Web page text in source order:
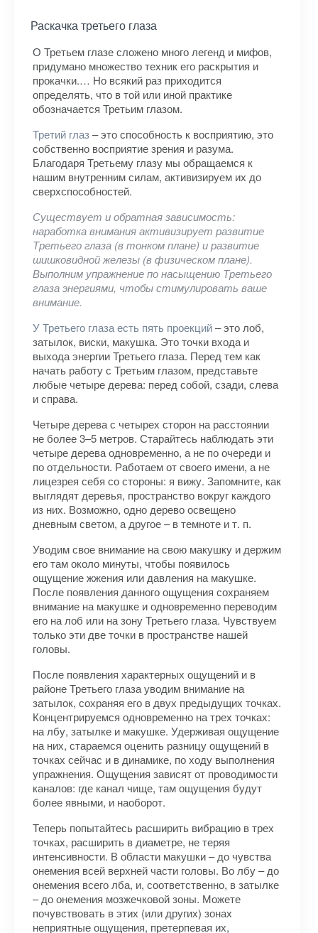
Раскачка третьего глаза
О Третьем глазе сложено много легенд и мифов,
придумано множество техник его раскрытия и
прокачки.… Но всякий раз приходится
определять, что в той или иной практике
обозначается Третьим глазом.
Третий глаз– это способность к восприятию, это
собственно восприятие зрения и разума.
Благодаря Третьему глазу мы обращаемся к
нашим внутренним силам, активизируем их до
сверхспособностей.
Существует и обратная зависимость:
наработка внимания активизирует развитие
Третьего глаза (в тонком плане) и развитие
шишковидной железы (в физическом плане).
Выполним упражнение по насыщению Третьего
глаза энергиями, чтобы стимулировать ваше
внимание.
У Третьего глаза есть пять проекций– это лоб,
затылок, виски, макушка. Это точки входа и
выхода энергии Третьего глаза. Перед тем как
начать работу с Третьим глазом, представьте
любые четыре дерева: перед собой, сзади, слева
и справа.
Четыре дерева с четырех сторон на расстоянии
не более 3–5 метров. Старайтесь наблюдать эти
четыре дерева одновременно, а не по очереди и
по отдельности. Работаем от своего имени, а не
лицезрея себя со стороны: я вижу. Запомните, как
выглядят деревья, пространство вокруг каждого
из них. Возможно, одно дерево освещено
дневным светом, а другое – в темноте и т. п.
Уводим свое внимание на свою макушку и держим
его там около минуты, чтобы появилось
ощущение жжения или давления на макушке.
После появления данного ощущения сохраняем
внимание на макушке и одновременно переводим
его на лоб или на зону Третьего глаза. Чувствуем
только эти две точки в пространстве нашей
головы.
После появления характерных ощущений и в
районе Третьего глаза уводим внимание на
затылок, сохраняя его в двух предыдущих точках.
Концентрируемся одновременно на трех точках:
на лбу, затылке и макушке. Удерживая ощущение
на них, стараемся оценить разницу ощущений в
точках сейчас и в динамике, по ходу выполнения
упражнения. Ощущения зависят от проводимости
каналов: где канал чище, там ощущения будут
более явными, и наоборот.
Теперь попытайтесь расширить вибрацию в трех
точках, расширить в диаметре, не теряя
интенсивности. В области макушки – до чувства
онемения всей верхней части головы. Во лбу – до
онемения всего лба, и, соответственно, в затылке
– до онемения мозжечковой зоны. Можете
почувствовать в этих (или других) зонах
неприятные ощущения, претерпевая их,